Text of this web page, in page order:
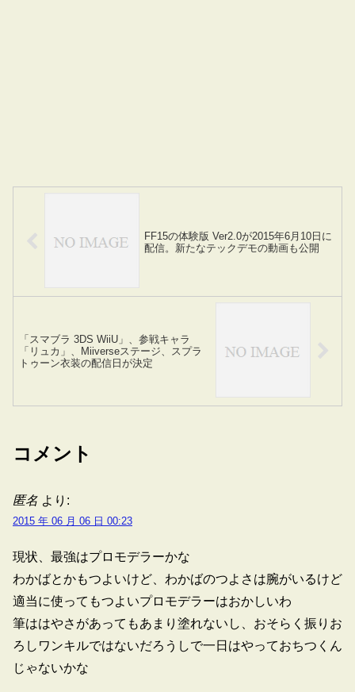
FF15の体験版 Ver2.0が2015年6月10日に
配信。新たなテックデモの動画も公開
「スマブラ 3DS WiiU」、参戦キャラ
「リュカ」、Miiverseステージ、スプラ
トゥーン衣装の配信日が決定
コメント
匿名 より:
2015 年 06 月 06 日 00:23
現状、最強はプロモデラーかな
わかばとかもつよいけど、わかばのつよさは腕がいるけど
適当に使ってもつよいプロモデラーはおかしいわ
筆ははやさがあってもあまり塗れないし、おそらく振りお
ろしワンキルではないだろうしで一日はやっておちつくん
じゃないかな